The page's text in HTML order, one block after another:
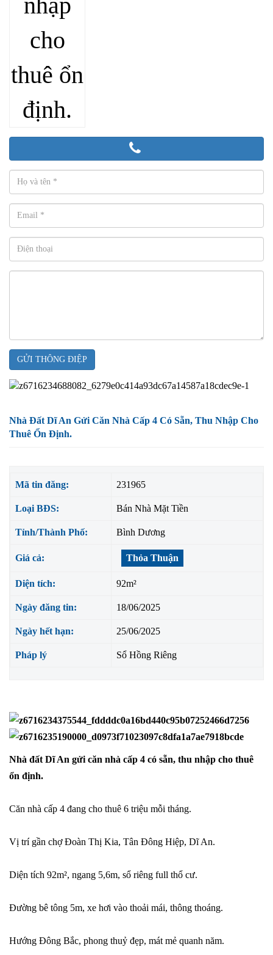
GỬI THÔNG ĐIỆP
Nhà Đất Dĩ An Gửi Căn Nhà Cấp 4 Có Sẵn, Thu Nhập Cho
Thuê Ổn Định.
Mã tin đăng: 231965
Loại BĐS: Bán Nhà Mặt Tiền
Tỉnh/Thành Phố: Bình Dương
Giá cả: Thỏa Thuận
Diện tích: 92m²
Ngày đăng tin: 18/06/2025
Ngày hết hạn: 25/06/2025
Pháp lý Sổ Hồng Riêng
Nhà đất Dĩ An gửi căn nhà cấp 4 có sẵn, thu nhập cho thuê
ổn định.
Căn nhà cấp 4 đang cho thuê 6 triệu mỗi tháng.
Vị trí gần chợ Đoàn Thị Kia, Tân Đông Hiệp, Dĩ An.
Diện tích 92m², ngang 5,6m, sổ riêng full thổ cư.
Đường bê tông 5m, xe hơi vào thoải mái, thông thoáng.
Hướng Đông Bắc, phong thuỷ đẹp, mát mẻ quanh năm.